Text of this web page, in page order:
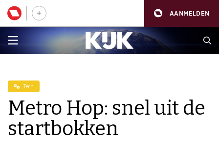
AANMELDEN
Tech
Metro Hop: snel uit de
startbokken